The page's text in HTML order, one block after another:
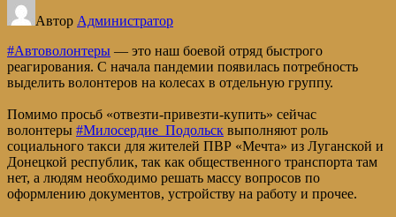
Автор Администратор
#Автоволонтеры — это наш боевой отряд быстрого
реагирования. С начала пандемии появилась потребность
выделить волонтеров на колесах в отдельную группу.
Помимо просьб «отвезти-привезти-купить» сейчас
волонтеры #Милосердие_Подольск выполняют роль
социального такси для жителей ПВР «Мечта» из Луганской и
Донецкой республик, так как общественного транспорта там
нет, а людям необходимо решать массу вопросов по
оформлению документов, устройству на работу и прочее.